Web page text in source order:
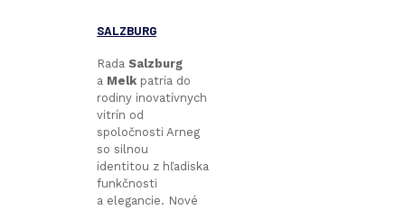
SALZBURG
Rada Salzburg
a Melk patria do
rodiny inovatívnych
vitrín od
spoločnosti Arneg
so silnou
identitou z hľadiska
funkčnosti
a elegancie. Nové